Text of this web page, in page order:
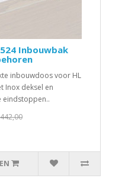
Inbouwbak
inbouwdoos voor HL
Inox deksel en
eindstoppen..